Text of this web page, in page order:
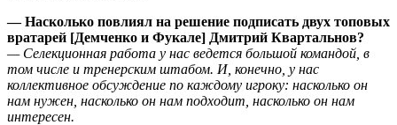
— Насколько повлиял на решение подписать двух топовых
вратарей [Демченко и Фукале] Дмитрий Квартальнов?
— Селекционная работа у нас ведется большой командой, в
том числе и тренерским штабом. И, конечно, у нас
коллективное обсуждение по каждому игроку: насколько он
нам нужен, насколько он нам подходит, насколько он нам
интересен.